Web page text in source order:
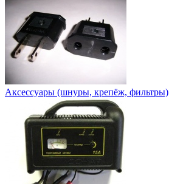
Аксессуары (шнуры, крепёж, фильтры)